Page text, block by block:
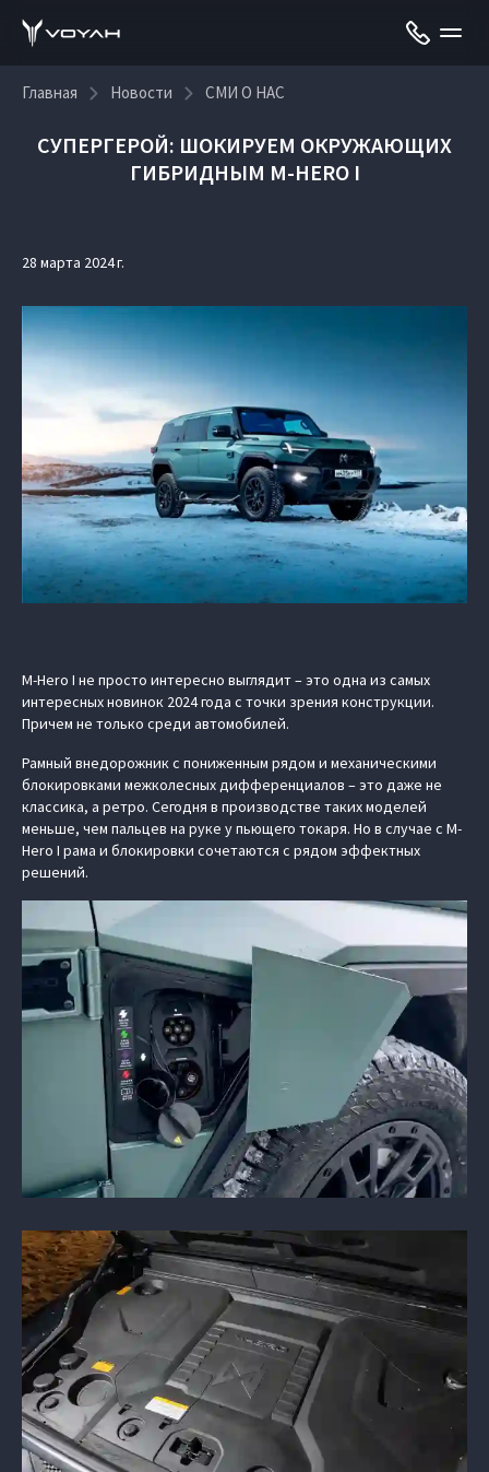
Главная Новости СМИ О НАС
СУПЕРГЕРОЙ: ШОКИРУЕМ ОКРУЖАЮЩИХ
ГИБРИДНЫМ M-HERO I
28 марта 2024 г.
M-Hero I не просто интересно выглядит – это одна из самых
интересных новинок 2024 года с точки зрения конструкции.
Причем не только среди автомобилей.
Рамный внедорожник с пониженным рядом и механическими
блокировками межколесных дифференциалов – это даже не
классика, а ретро. Сегодня в производстве таких моделей
меньше, чем пальцев на руке у пьющего токаря. Но в случае с M-
Hero I рама и блокировки сочетаются с рядом эффектных
решений.